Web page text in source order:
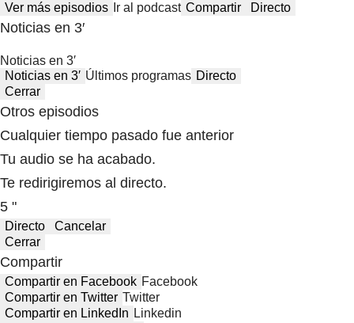
Ver más episodios Ir al podcast Compartir Directo
Noticias en 3′
Noticias en 3′
Noticias en 3′ Últimos programas Directo
Cerrar
Otros episodios
Cualquier tiempo pasado fue anterior
Tu audio se ha acabado.
Te redirigiremos al directo.
5 "
Directo
Cancelar
Cerrar
Compartir
Compartir en Facebook Facebook
Compartir en Twitter Twitter
Compartir en LinkedIn Linkedin